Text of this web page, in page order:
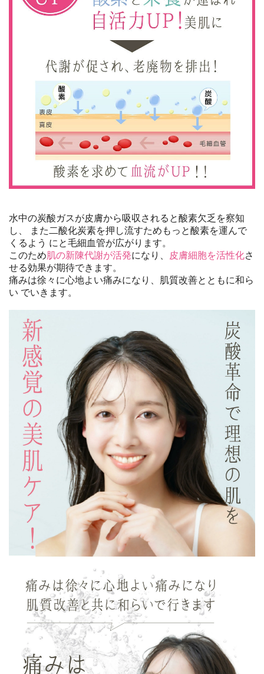
水中の炭酸ガスが皮膚から吸収されると酸素欠乏を察知
し、 また二酸化炭素を押し流すためもっと酸素を運んで
くるよう にと毛細血管が広がります。
このため 肌の新陳代謝が活発になり、 皮膚細胞を活性化さ
せる効果が期待できます。
痛みは徐々に心地よい痛みになり、肌質改善とともに和ら
い でいきます。